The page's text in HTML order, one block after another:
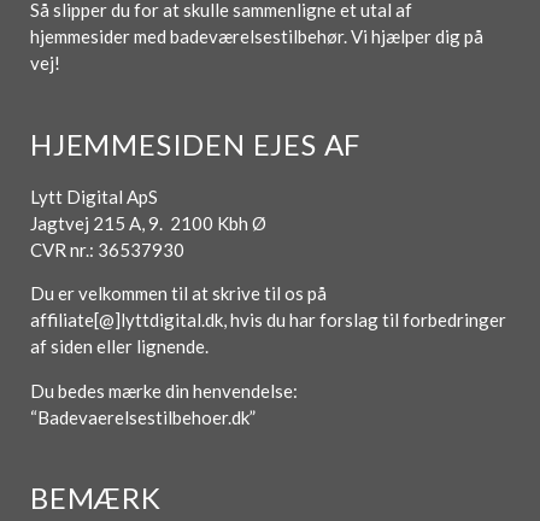
Så slipper du for at skulle sammenligne et utal af
hjemmesider med badeværelsestilbehør. Vi hjælper dig på
vej!
HJEMMESIDEN EJES AF
Lytt Digital ApS
Jagtvej 215 A, 9. 2100 Kbh Ø
CVR nr.: 36537930
Du er velkommen til at skrive til os på
affiliate[@]lyttdigital.dk, hvis du har forslag til forbedringer
af siden eller lignende.
Du bedes mærke din henvendelse:
“Badevaerelsestilbehoer.dk”
BEMÆRK